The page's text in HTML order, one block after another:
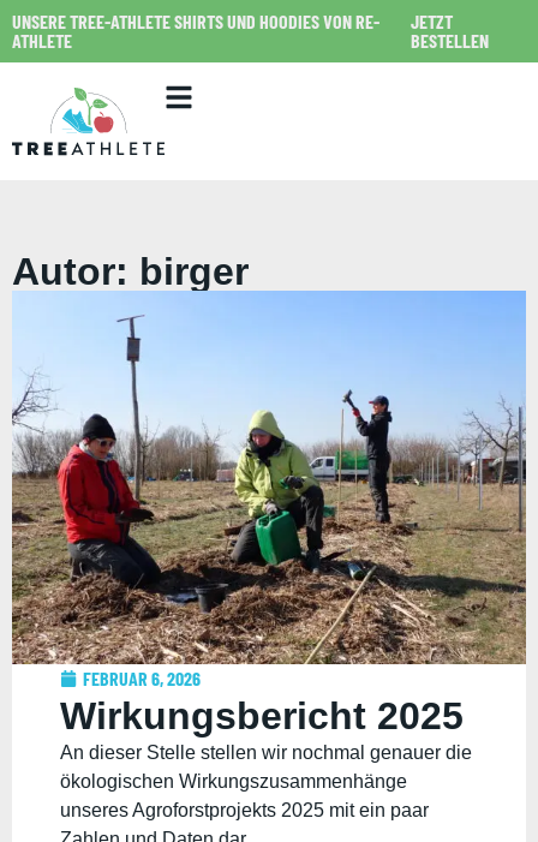
UNSERE TREE-ATHLETE SHIRTS UND HOODIES VON RE-
ATHLETE
JETZT
BESTELLEN
Autor: birger
FEBRUAR 6, 2026
Wirkungsbericht 2025
An dieser Stelle stellen wir nochmal genauer die
ökologischen Wirkungszusammenhänge
unseres Agroforstprojekts 2025 mit ein paar